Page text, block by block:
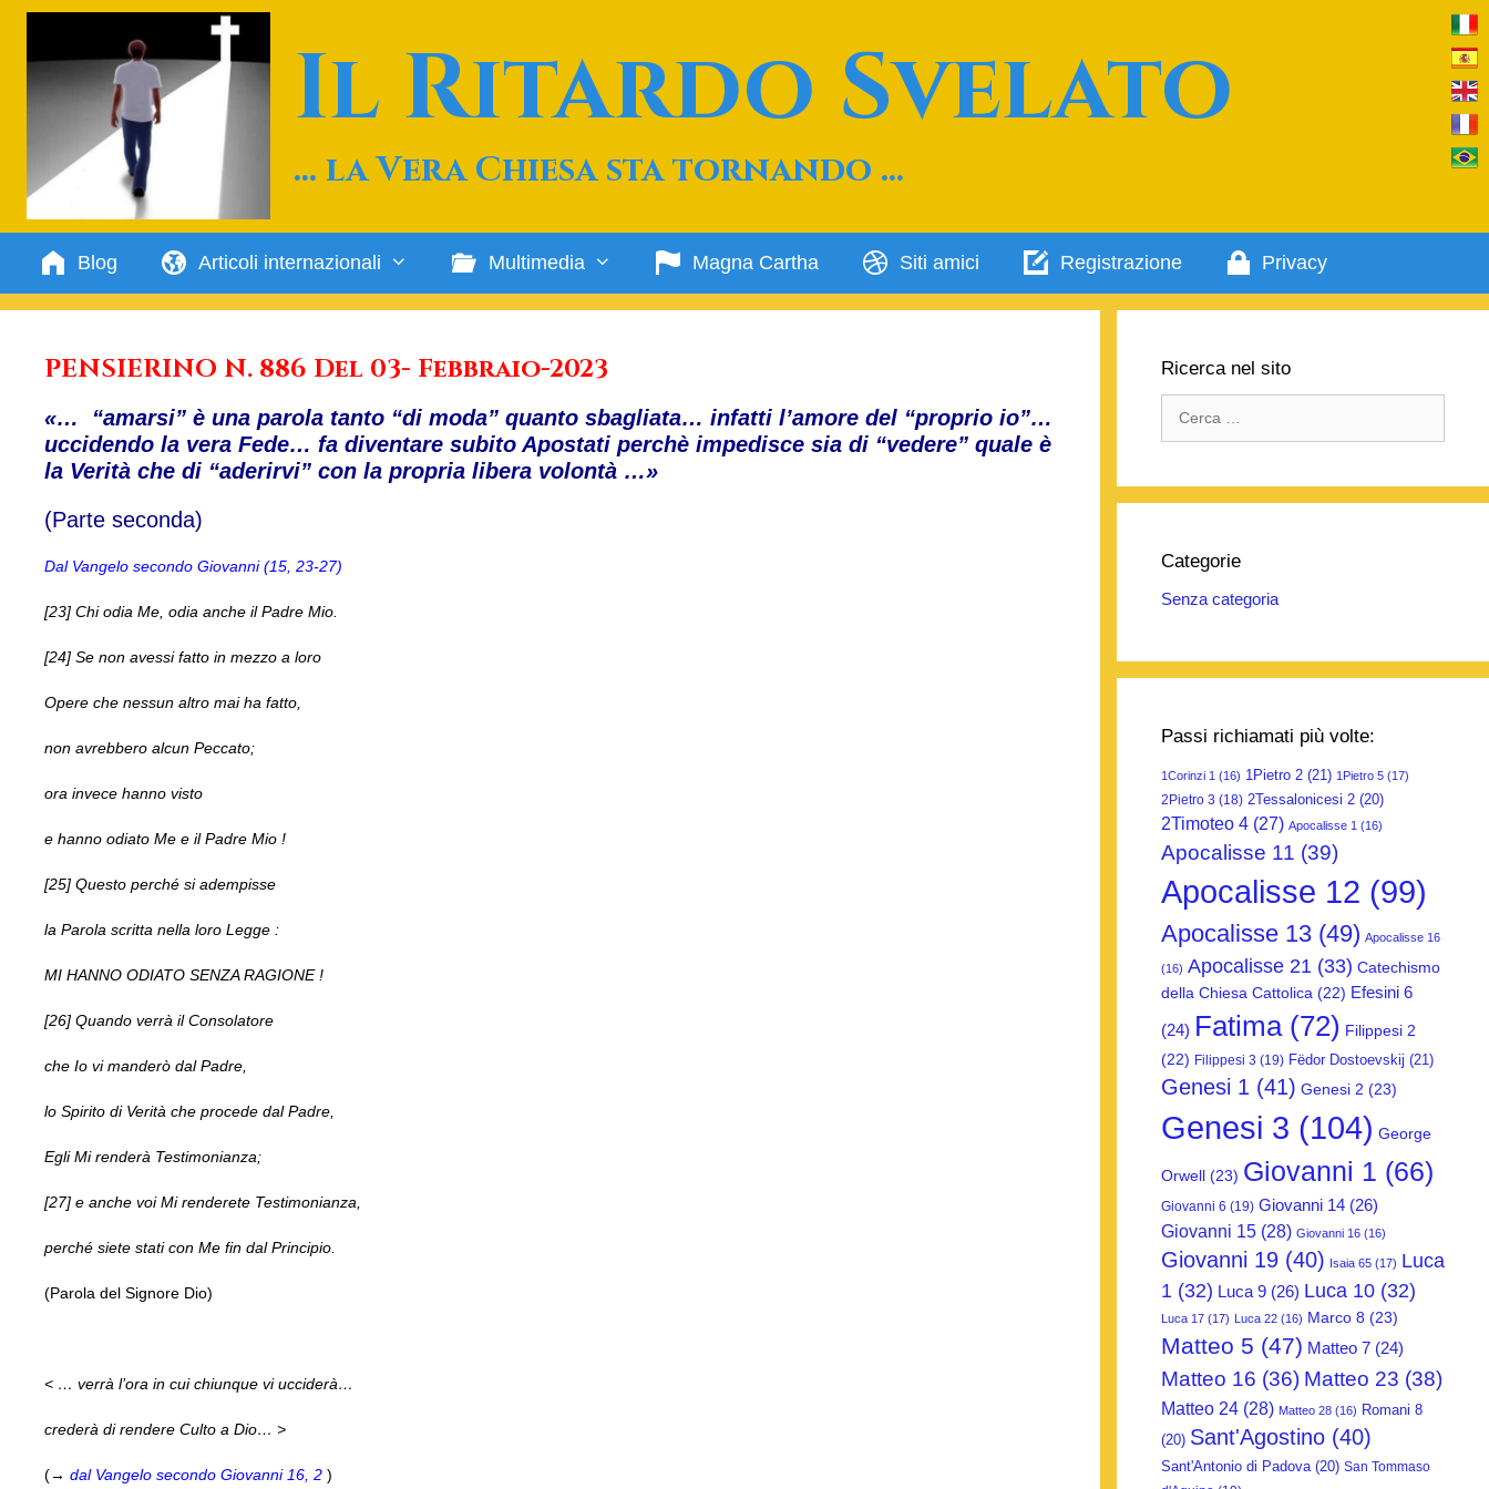
contenuto
Il Ritardo Svelato
… la Vera Chiesa sta tornando …
Blog Articoli internazionali Multimedia Magna Cartha Siti amici Registrazione Privacy
PENSIERINO N. 886 Del 03- Febbraio-2023
«… “amarsi” è una parola tanto “di moda” quanto sbagliata… infatti l’amore del “proprio io”…
uccidendo la vera Fede… fa diventare subito Apostati perchè impedisce sia di “vedere” quale è
la Verità che di “aderirvi” con la propria libera volontà …»
(Parte seconda)
Dal Vangelo secondo Giovanni (15, 23-27)
[23] Chi odia Me, odia anche il Padre Mio.
[24] Se non avessi fatto in mezzo a loro
Opere che nessun altro mai ha fatto,
non avrebbero alcun Peccato;
ora invece hanno visto
e hanno odiato Me e il Padre Mio !
[25] Questo perché si adempisse
la Parola scritta nella loro Legge :
MI HANNO ODIATO SENZA RAGIONE !
[26] Quando verrà il Consolatore
che Io vi manderò dal Padre,
lo Spirito di Verità che procede dal Padre,
Egli Mi renderà Testimonianza;
[27] e anche voi Mi renderete Testimonianza,
perché siete stati con Me fin dal Principio.
(Parola del Signore Dio)
< … verrà l’ora in cui chiunque vi ucciderà…
crederà di rendere Culto a Dio… >
(→ dal Vangelo secondo Giovanni 16, 2 )
Ricerca nel sito
per:
Categorie
Senza categoria
Passi richiamati più volte:
1Corinzi 1 (16) 1Pietro 2 (21) 1Pietro 5 (17)
2Pietro 3 (18) 2Tessalonicesi 2 (20)
2Timoteo 4 (27) Apocalisse 1 (16)
Apocalisse 11 (39)
Apocalisse 12 (99)
Apocalisse 13 (49) Apocalisse 16
(16) Apocalisse 21 (33) Catechismo
della Chiesa Cattolica (22) Efesini 6
(24) Fatima (72) Filippesi 2
(22) Filippesi 3 (19) Fëdor Dostoevskij (21)
Genesi 1 (41) Genesi 2 (23)
Genesi 3 (104) George
Orwell (23) Giovanni 1 (66)
Giovanni 6 (19) Giovanni 14 (26)
Giovanni 15 (28) Giovanni 16 (16)
Giovanni 19 (40) Isaia 65 (17) Luca
1 (32) Luca 9 (26) Luca 10 (32)
Luca 17 (17) Luca 22 (16) Marco 8 (23)
Matteo 5 (47) Matteo 7 (24)
Matteo 16 (36) Matteo 23 (38)
Matteo 24 (28) Matteo 28 (16) Romani 8
(20) Sant'Agostino (40)
Sant'Antonio di Padova (20) San Tommaso